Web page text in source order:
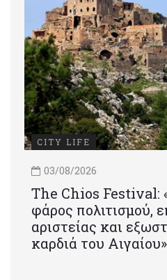
CITY LIFE
03/08/2026
Τhe Chios Festival:
φάρος πολιτισμού,
αριστείας και
καρδιά του Αιγαίου»